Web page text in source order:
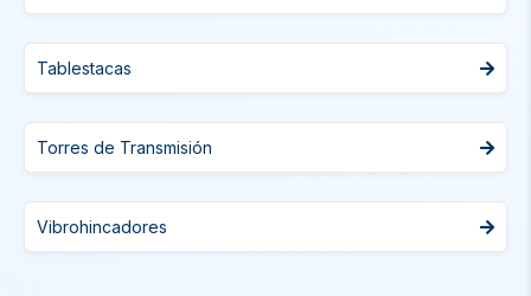
Tablestacas
Torres de Transmisión
Vibrohincadores